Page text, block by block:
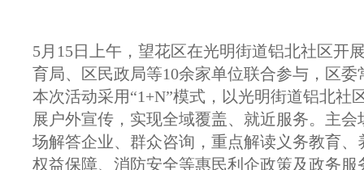
5月15日上午，望花区在光明街道铝北社区开
育局、区民政局等10余家单位联合参与，区
本次活动采用“1+N”模式，以光明街道铝北
展户外宣传，实现全域覆盖、就近服务。主
场解答企业、群众咨询，重点解读义务教育
权益保障、消防安全等惠民利企政策及政务